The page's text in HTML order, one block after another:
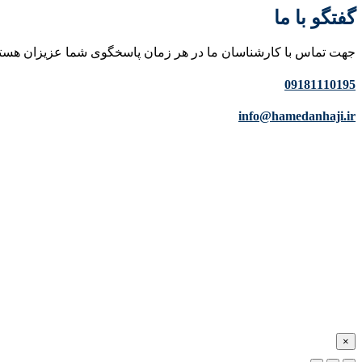
گفتگو با ما
جهت تماس با کارشناسان ما در هر زمان پاسخگوی شما عزیزان
09181110195
info@hamedanhaji.ir
×